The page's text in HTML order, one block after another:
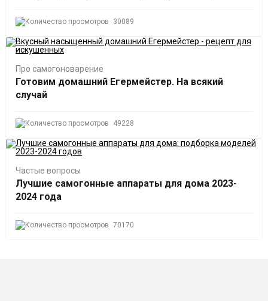
30089
Про самогоноварение
Готовим домашний Егермейстер. На всякий
случай
49228
Частые вопросы
Лучшие самогонные аппараты для дома 2023-
2024 года
70170